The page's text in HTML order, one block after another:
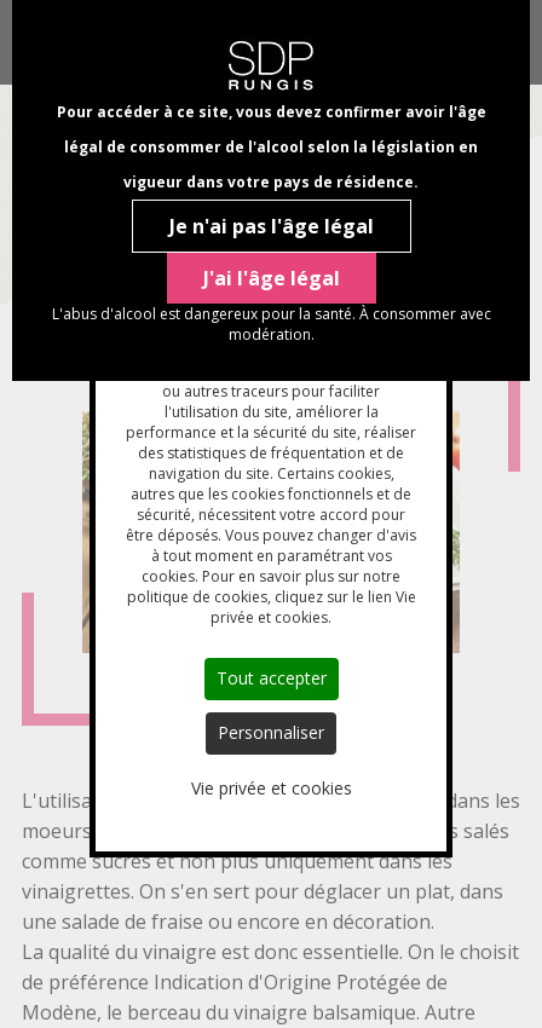
Pour accéder à ce site, vous devez confirmer avoir l'âge
légal de consommer de l'alcool selon la législation en
vigueur dans votre pays de résidence.
Je n'ai pas l'âge légal
J'ai l'âge légal
L'abus d'alcool est dangereux pour la santé. À consommer avec
modération.
principal
dans
ce
site
VINAIGRE IGP
balsamique de Modène
Nos actualités Le vinaigre balsamique de Modène IGP
11/03/2019
L'utilisation du vinaigre balsamique est entrée dans les
moeurs. Dorénavant, on en utilise dans les plats salés
comme sucrés et non plus uniquement dans les
vinaigrettes. On s'en sert pour déglacer un plat, dans
une salade de fraise ou encore en décoration.
La qualité du vinaigre est donc essentielle. On le choisit
de préférence Indication d'Origine Protégée de
Modène, le berceau du vinaigre balsamique. Autre
ou autres traceurs pour faciliter
l'utilisation du site, améliorer la
performance et la sécurité du site, réaliser
des statistiques de fréquentation et de
navigation du site. Certains cookies,
autres que les cookies fonctionnels et de
sécurité, nécessitent votre accord pour
être déposés. Vous pouvez changer d'avis
à tout moment en paramétrant vos
cookies. Pour en savoir plus sur notre
politique de cookies, cliquez sur le lien Vie
privée et cookies.
Tout accepter
Personnaliser
Vie privée et cookies